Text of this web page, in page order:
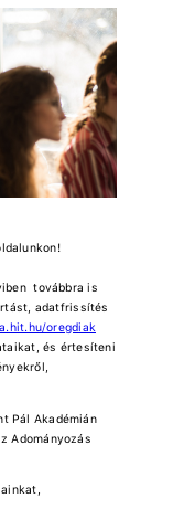
továbbra is
adatfrissítés
oregdiak
és értesíteni
Pál Akadémián
Adományozás